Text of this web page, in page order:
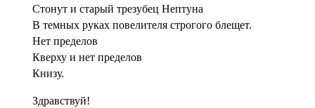
Стонут и старый трезубец Нептуна
В темных руках повелителя строгого блещет.
Нет пределов
Кверху и нет пределов
Книзу.
Здравствуй!